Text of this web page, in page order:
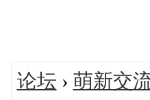
论坛 › 萌新交